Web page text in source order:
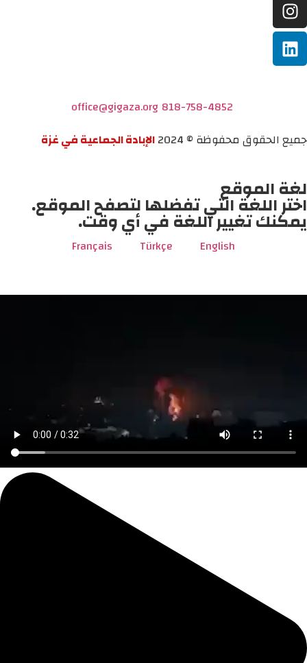
818-758-4852
office@gigaza.org
جميع الحقوق محفوظة © 2024
الإبادة الجماعية في غزة
لغة الموقع
اختر اللغة التي تفضلها لتصفح الموقع.
يمكنك تغيير اللغة في أي وقت.
English
Türkçe
Français